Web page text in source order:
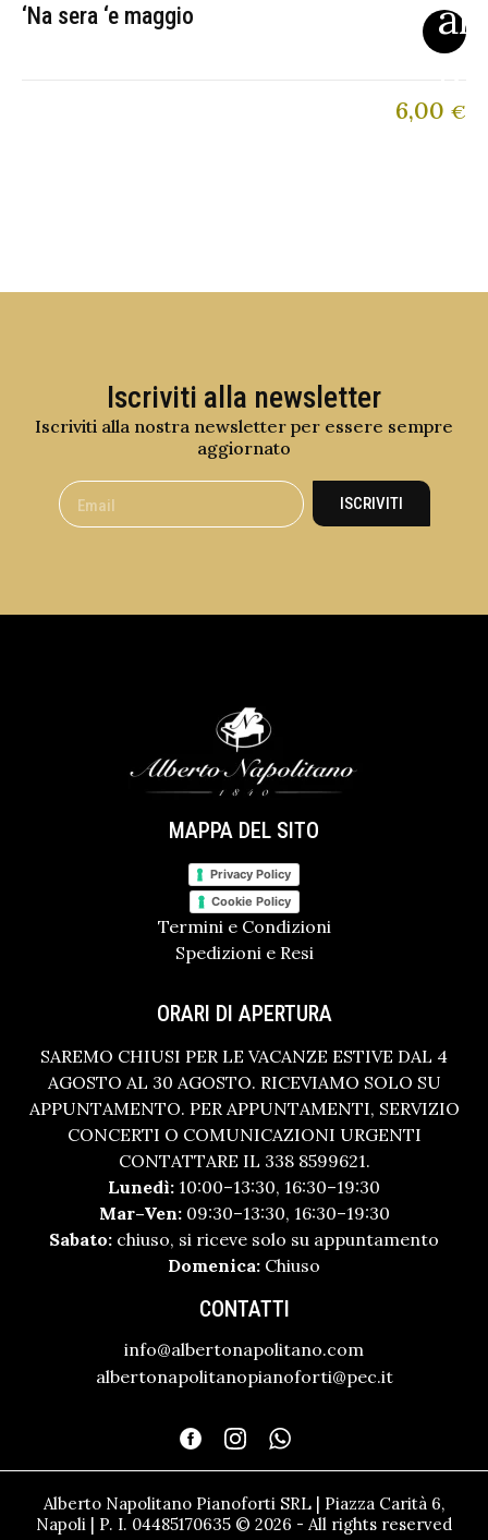
‘Na sera ‘e maggio
6,00 €
Iscriviti alla newsletter
Iscriviti alla nostra newsletter per essere sempre
aggiornato
ISCRIVITI
MAPPA DEL SITO
Privacy Policy
Cookie Policy
Termini e Condizioni
Spedizioni e Resi
ORARI DI APERTURA
SAREMO CHIUSI PER LE VACANZE ESTIVE DAL 4
AGOSTO AL 30 AGOSTO. RICEVIAMO SOLO SU
APPUNTAMENTO. PER APPUNTAMENTI, SERVIZIO
CONCERTI O COMUNICAZIONI URGENTI
CONTATTARE IL 338 8599621.
Lunedì: 10:00–13:30, 16:30–19:30
Mar–Ven:09:30–13:30, 16:30–19:30
Sabato: chiuso, si riceve solo su appuntamento
Domenica: Chiuso
CONTATTI
info@albertonapolitano.com
albertonapolitanopianoforti@pec.it
Alberto Napolitano Pianoforti SRL | Piazza Carità 6,
Napoli | P. I. 04485170635 © 2026 - All rights reserved